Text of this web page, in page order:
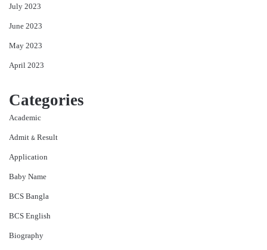
July 2023
June 2023
May 2023
April 2023
Categories
Academic
Admit & Result
Application
Baby Name
BCS Bangla
BCS English
Biography